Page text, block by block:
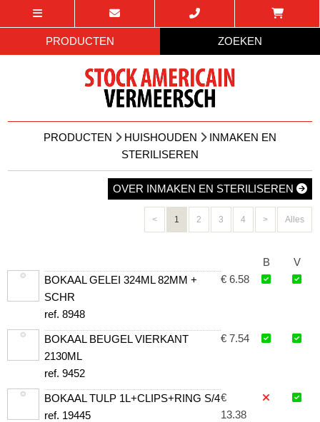
PRODUCTEN ZOEKEN
PRODUCTEN HUISHOUDEN
INMAKEN EN
STERILISEREN
OVER INMAKEN EN STERILISEREN
< 1 2 3 4 > Alles
V
B
BOKAAL GELEI 324ML 82MM +
SCHR
ref. 8948
€ 6.58
BOKAAL BEUGEL VIERKANT
2130ML
ref. 9452
€ 7.54
BOKAAL TULP 1L+CLIPS+RING S/4
ref. 19445
€
13.38